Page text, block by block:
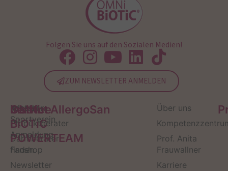
Folgen Sie uns auf den Sozialen Medien!
ZUM NEWSLETTER ANMELDEN
Service
Kontakt
Produktberater
Darmberater
finden
Newsletter
OMNi-
BiOTiC
POWERTEAM
Infos zum
Sportverein
Anmeldung
Fanshop
Institut AllergoSan
Über uns
Prof. Anita
Frauwallner
Karriere